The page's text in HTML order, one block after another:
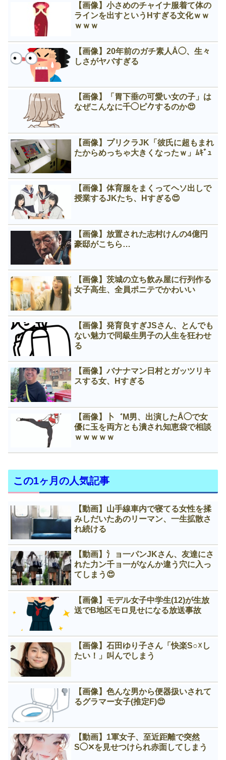
【画像】小さめのチャイナ服着て体の
ラインを出すというНすぎる文化ｗｗ
ｗｗｗ
【画像】20年前のガチ素人Å◯、生々
しさがヤバすぎる
【画像】「胃下垂の可愛い女の子」は
なぜこんなに千◯ピ𠂊するのか😍
【画像】プリクラJK「彼氏に超もまれ
たからめっちゃ大きくなったｗ」ﾑｷﾞｭ
【画像】体育服をまくってヘソ出しで
授業するJKたち、Нすぎる😍
【画像】放置された志村けんの4億円
豪邸がこちら…
【画像】茨城の立ち飲み屋に行列作る
女子高生、全員ポニテでかわいい
【画像】発育良すぎJSさん、とんでも
ない魅力で同級生男子の人生を狂わせ
る
【画像】バナナマン日村とガッツリキ
スする女、Нすぎる
【画像】卜゛M男、出演したÅ◯で女
優に玉を両方とも潰され知恵袋で相談
ｗｗｗｗｗ
この1ヶ月の人気記事
【動画】山手線車内で寝てる女性を揉
みしだいたあのリーマン、一生拡散さ
れ続ける
【動画】氵ョ一パンJKさん、友達にさ
れた力ン千ョ一がなんか違う穴に入っ
てしまう😍
【画像】モデル女子中学生(12)が生放
送でB地区モロ見せになる放送事故
【画像】石田ゆり子さん「快楽S○☓し
たい！」叫んでしまう
【画像】色んな男から便器扱いされて
るグラマー女子(推定F)😍
【動画】1軍女子、至近距離で突然
S◯✕を見せつけられ赤面してしまう